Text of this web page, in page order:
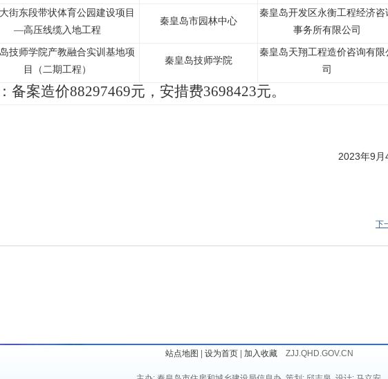
街东段带状体育公园建设项目
—高压线缆入地工程
秦皇岛市园林中心
秦皇岛开发区永衡工程经济咨
事务所有限公司
技师学院产教融合实训基地项
目（二期工程）
秦皇岛技师学院
秦皇岛天翔工程造价咨询有限
司
备案造价88297469元， 安措费3698423元。
2023年9月
下
站点地图 设为首页 加入收藏 ZJJ.QHD.GOV.CN